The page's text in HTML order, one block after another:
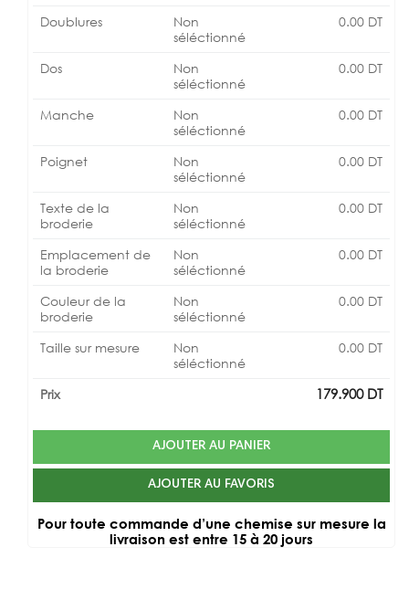
Doublures
Non
séléctionné
0.00 DT
Dos
Non
séléctionné
0.00 DT
Manche
Non
séléctionné
0.00 DT
Poignet
Non
séléctionné
0.00 DT
Texte de la
broderie
Non
séléctionné
0.00 DT
Emplacement de
la broderie
Non
séléctionné
0.00 DT
Couleur de la
broderie
Non
séléctionné
0.00 DT
Taille sur mesure
Non
séléctionné
0.00 DT
Prix 179.900DT
AJOUTER AU PANIER
AJOUTER AU FAVORIS
Pour toute commande d’une chemise sur mesure la
livraison est entre 15 à 20 jours